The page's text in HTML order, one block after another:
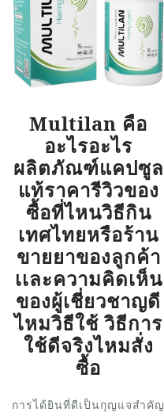
Multilan คือ
อะไรอะไร
ผลิตภัณฑ์แคปซูล
แท้ราคารีวิวของ
ซื้อที่ไหนวิธีกิน
เทศไทยหรือร้าน
ขายยาของลูกค้า
เเละความคิดเห็น
ของผู้เชี่ยวชาญดี
ไหมวิธีใช้ วิธีการ
ใช้ดีจริงไหมสั่ง
ซื้อ
การได้ยินที่ดีเป็นกุญแจสำคัญ